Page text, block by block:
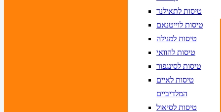
טיסות לתאילנד
טיסות לוייטנאם
טיסות למנילה
טיסות להוואי
טיסות לסינגפור
טיסות לאיים
המלדיביים
טיסות לסיאול